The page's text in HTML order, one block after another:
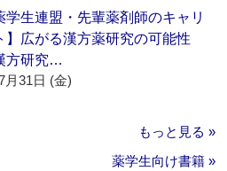
学生連盟・先輩薬剤師のキャリ
】広がる漢方薬研究の可能性
方研究…
月31日 (金)
もっと見る »
薬学生向け書籍 »